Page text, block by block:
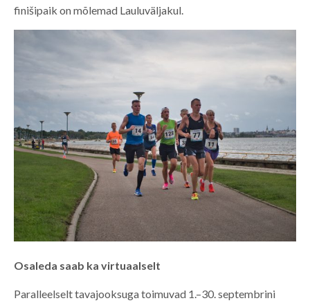
finišipaik on mõlemad Lauluväljakul.
Osaleda saab ka virtuaalselt
Paralleelselt tavajooksuga toimuvad 1.–30. septembrini